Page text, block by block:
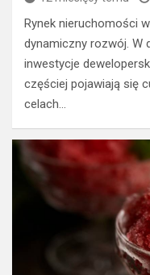
Rynek nieruchomości
dynamiczny rozwój. W
inwestycje
częściej pojawiają się
celach…